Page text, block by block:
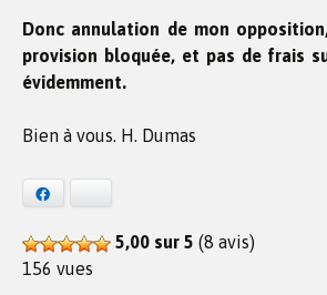
Donc annulation de mon
provision bloquée, et pas de frais
évidemment.
Bien à vous. H. Dumas
5,00 sur 5 (8 avis)
156 vues